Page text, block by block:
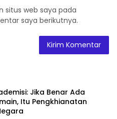
situs web saya pada
saya berikutnya.
Jika Benar Ada
Itu Pengkhianatan